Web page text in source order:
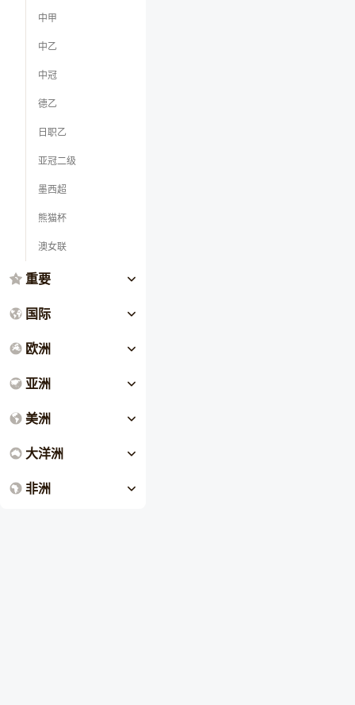
中甲
中乙
中冠
德乙
日职乙
亚冠二级
墨西超
熊猫杯
澳女联
重要
国际
欧洲
亚洲
美洲
大洋洲
非洲